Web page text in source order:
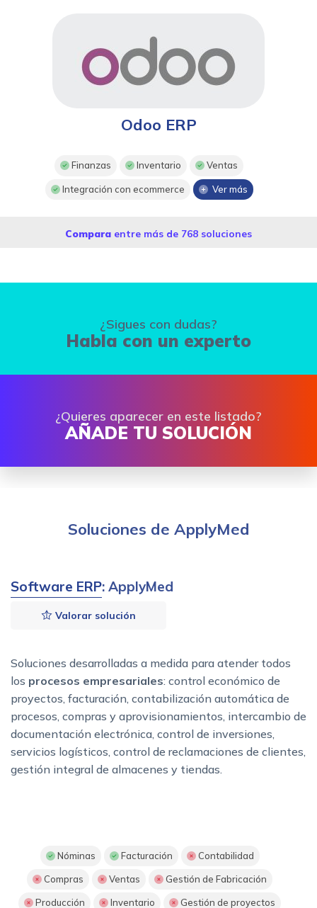
Odoo ERP
Finanzas Inventario Ventas
Integración con ecommerce Ver más
Compara entre más de 768 soluciones
¿Sigues con dudas?
Habla con un experto
¿Quieres aparecer en este listado?
AÑADE TU SOLUCIÓN
Soluciones de ApplyMed
Software ERP: ApplyMed
Valorar solución
Soluciones desarrolladas a medida para atender todos
los procesos empresariales: control económico de
proyectos, facturación, contabilización automática de
procesos, compras y aprovisionamientos, intercambio de
documentación electrónica, control de inversiones,
servicios logísticos, control de reclamaciones de clientes,
gestión integral de almacenes y tiendas.
Nóminas Facturación Contabilidad
Compras Ventas Gestión de Fabricación
Producción Inventario Gestión de proyectos